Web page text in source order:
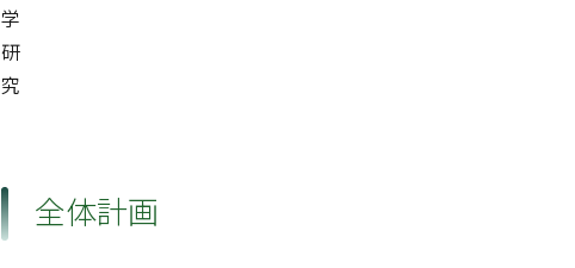
学
研
究
全体計画